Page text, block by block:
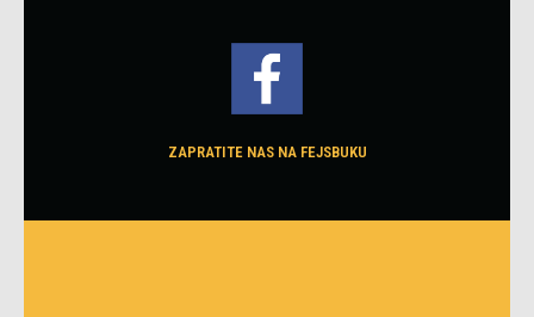
ZAPRATITE NAS NA FEJSBUKU